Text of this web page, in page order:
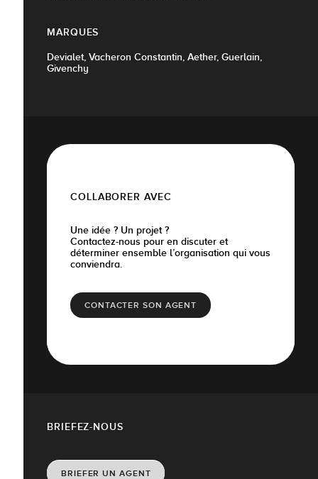
MARQUES
Devialet, Vacheron Constantin, Aether, Guerlain,
Givenchy
COLLABORER AVEC
Une idée ? Un projet ?
Contactez-nous pour en discuter et
déterminer ensemble l’organisation qui vous
conviendra.
CONTACTER SON AGENT
BRIEFEZ-NOUS
BRIEFER UN AGENT